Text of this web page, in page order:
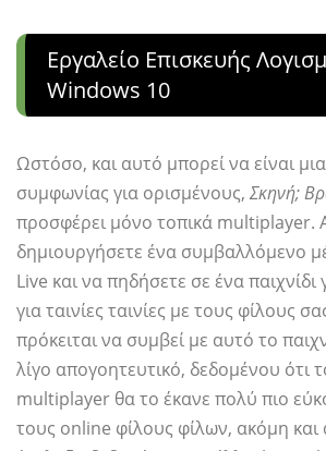
Εργαλείο Επισκευής
Windows 10
Ωστόσο, και αυτό μπορεί να είναι
συμφωνίας για ορισμένους, Σκηνή;
προσφέρει μόνο τοπικά multiplayer.
δημιουργήσετε ένα συμβαλλόμενο
Live και να πηδήσετε σε ένα παιχνίδι
για ταινίες ταινίες με τους φίλους
πρόκειται να συμβεί με αυτό το
λίγο απογοητευτικό, δεδομένου ότι
multiplayer θα το έκανε πολύ πιο
τους online φίλους φίλων, ακόμη και